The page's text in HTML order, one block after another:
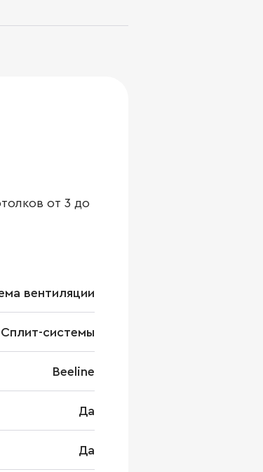
от 3 до
вентиляции
Сплит-системы
Beeline
Да
Да